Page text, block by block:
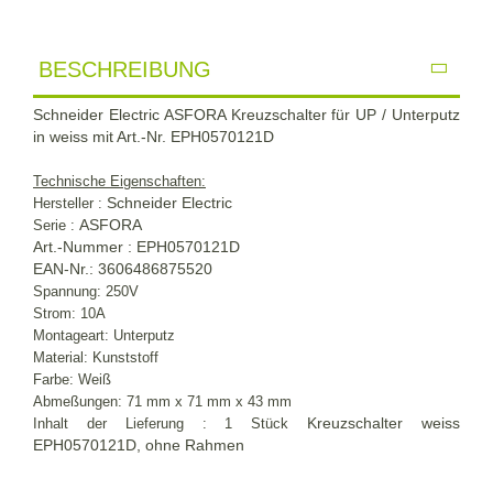
BESCHREIBUNG
Schneider Electric ASFORA Kreuzschalter für UP / Unterputz
in weiss mit Art.-Nr. EPH0570121D
Technische Eigenschaften:
Hersteller : Schneider Electric
Serie : ASFORA
Art.-Nummer : EPH0570121D
EAN-Nr.: 3606486875520
Spannung: 250V
Strom: 10A
Montageart: Unterputz
Material: Kunststoff
Farbe: Weiß
Abmeßungen: 71 mm x 71 mm x 43 mm
Inhalt der Lieferung : 1 Stück
Kreuzschalter weiss
EPH0570121D, ohne Rahmen